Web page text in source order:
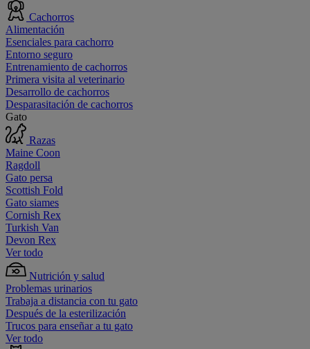
Cachorros
Alimentación
Esenciales para cachorro
Entorno seguro
Entrenamiento de cachorros
Primera visita al veterinario
Desarrollo de cachorros
Desparasitación de cachorros
Gato
Razas
Maine Coon
Ragdoll
Gato persa
Scottish Fold
Gato siames
Cornish Rex
Turkish Van
Devon Rex
Ver todo
Nutrición y salud
Problemas urinarios
Trabaja a distancia con tu gato
Después de la esterilización
Trucos para enseñar a tu gato
Ver todo